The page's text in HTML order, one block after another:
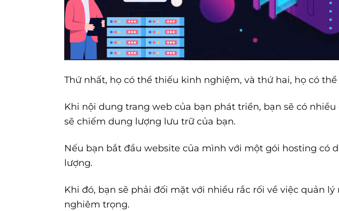
Thứ nhất, họ có thể thiếu kinh nghiệm, và thứ hai, họ có
Khi nội dung trang web của bạn phát triển, bạn sẽ có
sẽ chiếm dung lượng lưu trữ của bạn.
Nếu bạn bắt đầu website của mình với một gói hosting có
lượng.
Khi đó, bạn sẽ phải đối mặt với nhiều rắc rối về việc quản
nghiêm trọng.